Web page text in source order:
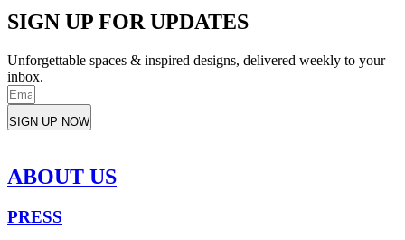
SIGN UP FOR UPDATES
Unforgettable spaces & inspired designs, delivered weekly to your
inbox.
SIGN UP NOW
ABOUT US
PRESS